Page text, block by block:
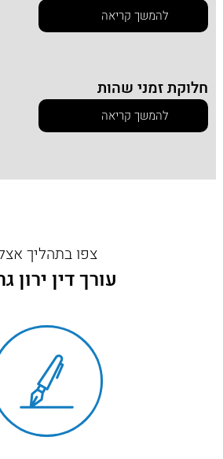
להמשך קריאה
חלוקת זמני שהות
להמשך קריאה
צפו בתהליך
עורך דין ירון